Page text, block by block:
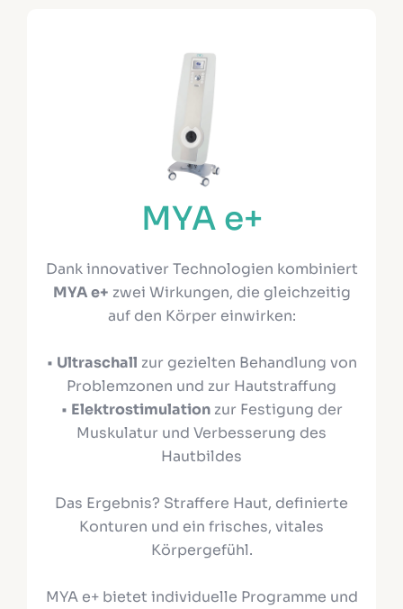
MYA e+
Dank innovativer Technologien kombiniert
MYA e+ zwei Wirkungen, die gleichzeitig
auf den Körper einwirken:
• Ultraschall zur gezielten Behandlung von
Problemzonen und zur Hautstraffung
• Elektrostimulationzur Festigung der
Muskulatur und Verbesserung des
Hautbildes
Das Ergebnis? Straffere Haut, definierte
Konturen und ein frisches, vitales
Körpergefühl.
MYA e+ bietet individuelle Programme und